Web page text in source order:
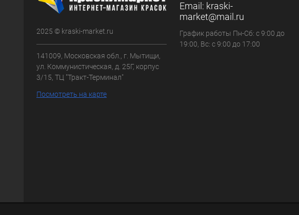
2025 © kraski-market.ru
141009, Московская обл., г. Мытищи,
ул. Коммунистическая, д. 25Г, корпус
3/15, ТЦ "Тракт-Терминал"
Посмотреть на карте
Email: kraski-
market@mail.ru
График работы Пн-Сб: с 9:00 до
19:00, Вс: с 9:00 до 17:00